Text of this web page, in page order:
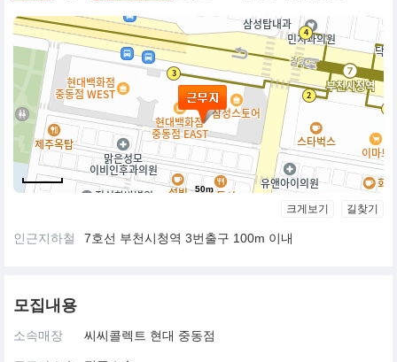
50m
크게보기 길찾기
인근지하철 7호선 부천시청역 3번출구 100m 이내
모집내용
소속매장 씨씨콜렉트 현대 중동점